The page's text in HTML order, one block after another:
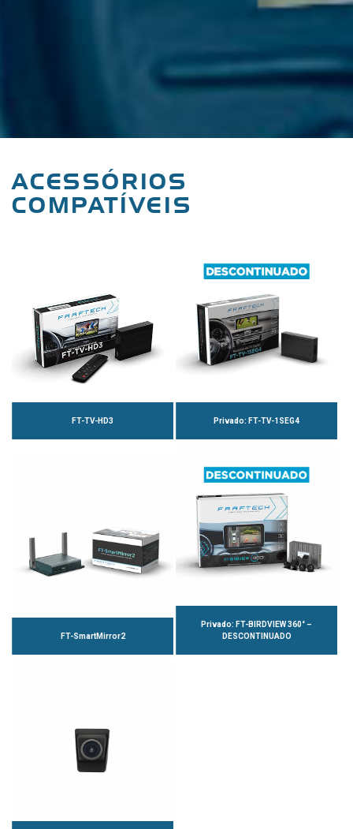
ACESSÓRIOS
COMPATÍVEIS
FT-TV-HD3 Privado: FT-TV-1SEG4
FT-SmartMirror2
Privado: FT-BIRDVIEW 360° –
DESCONTINUADO